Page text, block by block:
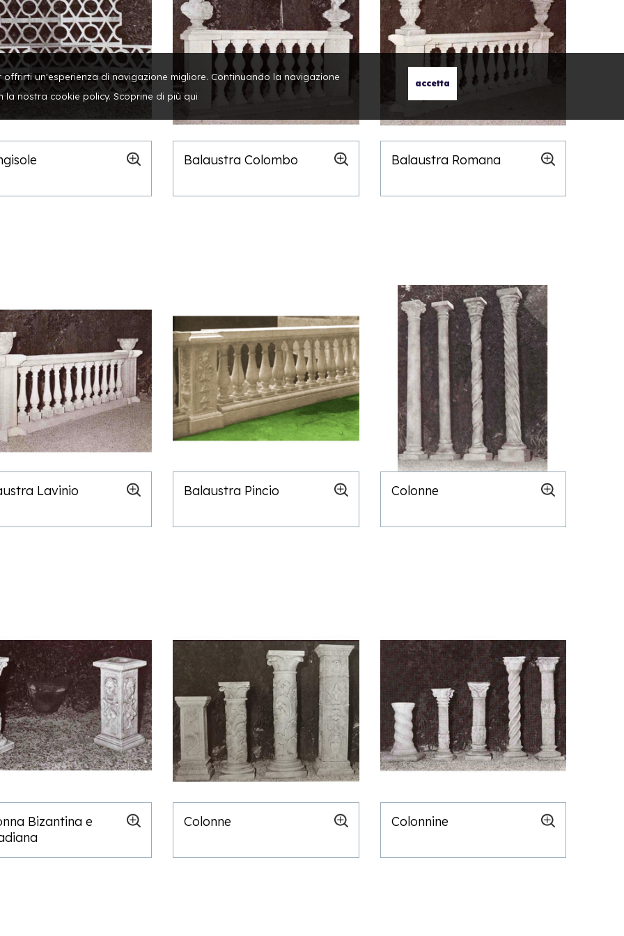
un'esperienza di navigazione migliore. Continuando la navigazione
nostra cookie policy. Scoprine di più qui
Balaustra Colombo Balaustra Romana
Lavinio Balaustra Pincio Colonne
Bizantina e
Colonne Colonnine